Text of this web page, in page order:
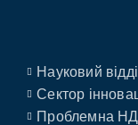
Науковий
Сектор
Проблемна